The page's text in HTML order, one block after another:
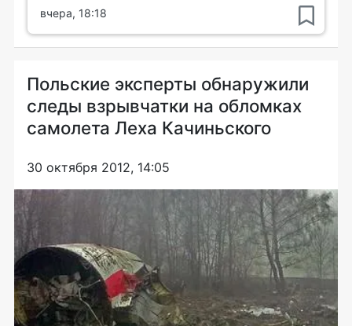
вчера, 18:18
Польские эксперты обнаружили
следы взрывчатки на обломках
самолета Леха Качиньского
30 октября 2012, 14:05